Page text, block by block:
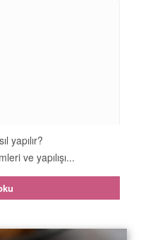
yapılır?
ve yapılışı...